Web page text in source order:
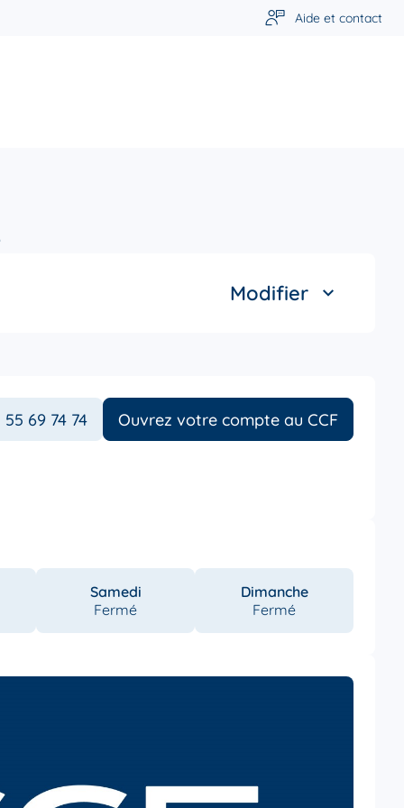
Aide et contact
Modifier
55 69 74 74 Ouvrez votre compte au CCF
Samedi
Fermé
Dimanche
Fermé